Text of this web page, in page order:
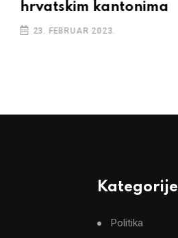
hrvatskim kantonima
23. FEBRUAR 2023.
Kategorije
Politika